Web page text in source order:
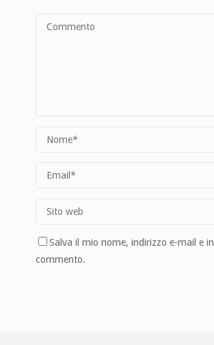
Salva il mio nome, indirizzo e-mail e
commento.